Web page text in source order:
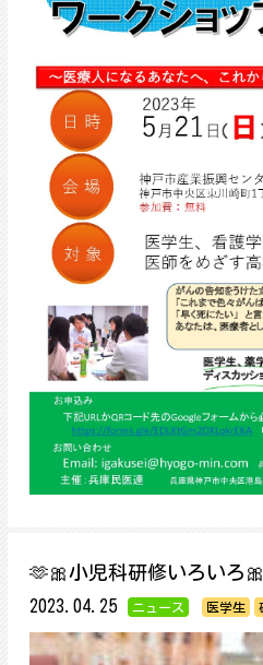
🫶🎀小児科研修いろいろ
2023.04.25 ニュース 医学生